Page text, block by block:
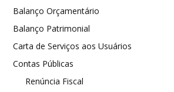
Balanço Orçamentário
Balanço Patrimonial
Carta de Serviços aos Usuários
Contas Públicas
Renúncia Fiscal